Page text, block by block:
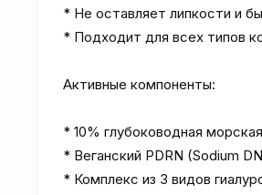
* Не оставляет липкости и
* Подходит для всех типов
Активные компоненты:
* 10% глубоководная
* Веганский PDRN (Sodium
* Комплекс из 3 видов